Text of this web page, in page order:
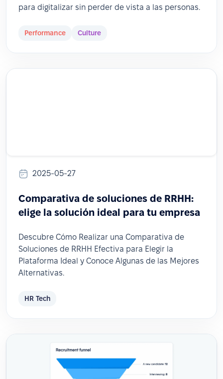
para digitalizar sin perder de vista a las personas.
Performance Culture
2025-05-27
Comparativa de soluciones de RRHH:
elige la solución ideal para tu empresa
Descubre Cómo Realizar una Comparativa de
Soluciones de RRHH Efectiva para Elegir la
Plataforma Ideal y Conoce Algunas de las Mejores
Alternativas.
HR Tech